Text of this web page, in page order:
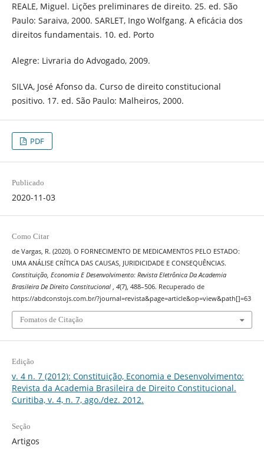
REALE, Miguel. Lições preliminares de direito. 25. ed. São
Paulo: Saraiva, 2000. SARLET, Ingo Wolfgang. A eficácia dos
direitos fundamentais. 10. ed. Porto
Alegre: Livraria do Advogado, 2009.
SILVA, José Afonso da. Curso de direito constitucional
positivo. 17. ed. São Paulo: Malheiros, 2000.
PDF
Publicado
2020-11-03
Como Citar
de Vargas, R. (2020). O FORNECIMENTO DE MEDICAMENTOS PELO ESTADO:
UMA ANÁLISE CRÍTICA DAS CAUSAS, JURIDICIDADE E CONSEQUÊNCIAS.
Constituição, Economia E Desenvolvimento: Revista Eletrônica Da Academia
Brasileira De Direito Constitucional , 4(7), 488–506. Recuperado de
https://abdconstojs.com.br/?journal=revista&page=article&op=view&path[]=63
Fomatos de Citação
Edição
v. 4 n. 7 (2012): Constituição, Economia e Desenvolvimento:
Revista da Academia Brasileira de Direito Constitucional.
Curitiba, v. 4, n. 7, ago./dez. 2012.
Seção
Artigos